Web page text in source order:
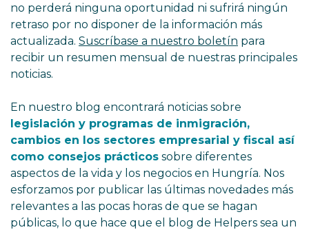
no perderá ninguna oportunidad ni sufrirá ningún
retraso por no disponer de la información más
actualizada. Suscríbase a nuestro boletín para
recibir un resumen mensual de nuestras principales
noticias.
En nuestro blog encontrará noticias sobre
legislación y programas de inmigración,
cambios en los sectores empresarial y fiscal así
como consejos prácticos sobre diferentes
aspectos de la vida y los negocios en Hungría. Nos
esforzamos por publicar las últimas novedades más
relevantes a las pocas horas de que se hagan
públicas, lo que hace que el blog de Helpers sea un